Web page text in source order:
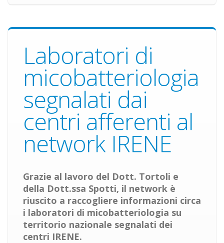
Laboratori di
micobatteriologia
segnalati dai
centri afferenti al
network IRENE
Grazie al lavoro del Dott. Tortoli e
della Dott.ssa Spotti, il network è
riuscito a raccogliere informazioni circa
i laboratori di micobatteriologia su
territorio nazionale segnalati dei
centri IRENE.